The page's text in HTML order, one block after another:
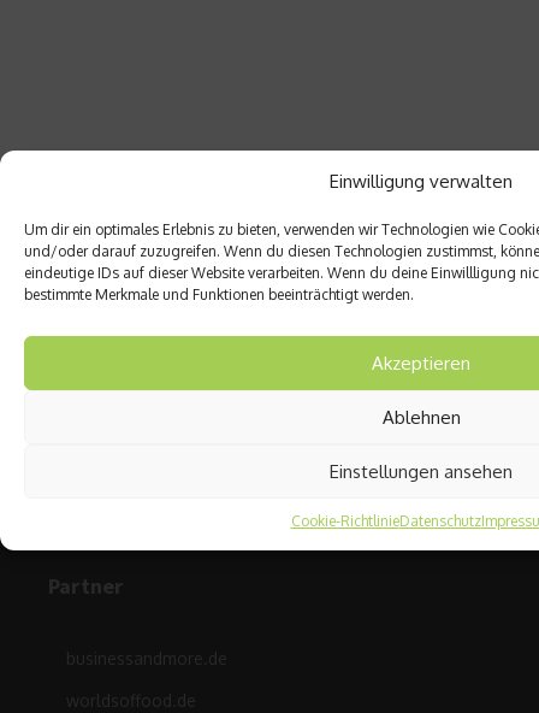
Einwilligung verwalten
Um dir ein optimales Erlebnis zu bieten, verwenden wir Technologien wie
und/oder darauf zuzugreifen. Wenn du diesen Technologien zustimmst,
eindeutige IDs auf dieser Website verarbeiten. Wenn du deine Einwillligung
bestimmte Merkmale und Funktionen beeinträchtigt werden.
Akzeptieren
Ablehnen
Einstellungen ansehen
Cookie-RichtlinieDatenschutz
gesuendernet.de blickt über das Krankenbett hinaus und
Studien und Nachrichten aus den Bereichen Wellness
runden das unterhaltsame Gesundheitsmagazin ab.
Partner
businessandmore.de
worldsoffood.de